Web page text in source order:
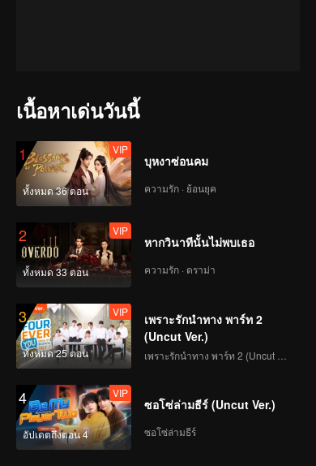
เนื้อหาเด่นวันนี้
1
ทั้งหมด 36 ตอน
VIP
บุหงาซ่อนคม
ความรัก · ย้อนยุค
2
ทั้งหมด 33 ตอน
VIP
หากวินาทีนั้นไม่พบเธอ
ความรัก · ดราม่า
3
ทั้งหมด 25 ตอน
VIP
เพราะรักนำทาง พาร์ท 2
(Uncut Ver.)
4
อัปเดตถึงตอน 4
VIP
ซอโซ่ล่ามธีร์ (Uncut Ver.)
ซอโซ่ล่ามธีร์